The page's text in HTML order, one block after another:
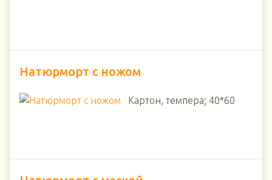
Натюрморт с ножом
Картон, темпера; 40*60